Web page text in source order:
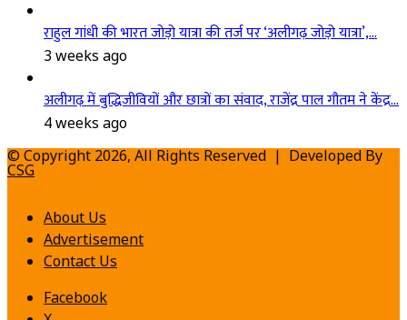
राहुल गांधी की भारत जोड़ो यात्रा की तर्ज पर ‘अलीगढ़ जोड़ो यात्रा’,…
3 weeks ago
अलीगढ़ में बुद्धिजीवियों और छात्रों का संवाद, राजेंद्र पाल गौतम ने केंद्र…
4 weeks ago
© Copyright 2026, All Rights Reserved | Developed By
CSG
About Us
Advertisement
Contact Us
Facebook